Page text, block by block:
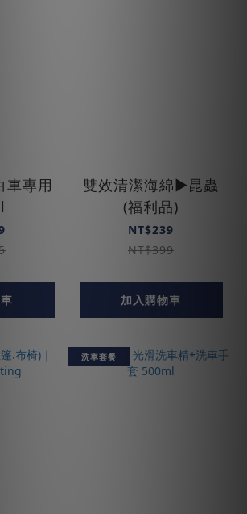
專用
雙效清潔海綿▶昆蟲
(福利品)
NT$239
NT$399
加入購物車
洗車套餐